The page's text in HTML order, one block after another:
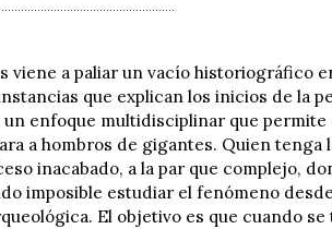
viene a paliar un vacío historiográfico
que explican los inicios de la
enfoque multidisciplinar que
a hombros de gigantes. Quien
inacabado, a la par que complejo,
imposible estudiar el fenómeno
El objetivo es que cuando